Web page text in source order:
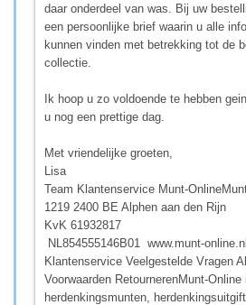
daar onderdeel van was. Bij uw
een persoonlijke brief waarin u alle
kunnen vinden met betrekking tot de
collectie.
Ik hoop u zo voldoende te hebben
u nog een prettige dag.
Met vriendelijke groeten,
Lisa
Team Klantenservice Munt-
1219 2400 BE Alphen aan den Rijn
KvK 61932817
NL854555146B01 www.munt-online.nl
Klantenservice Veelgestelde Vragen
Voorwaarden RetournerenMunt-
herdenkingsmunten,